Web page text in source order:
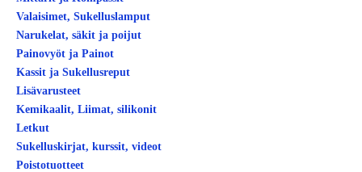
Valaisimet, Sukelluslamput
Narukelat, säkit ja poijut
Painovyöt ja Painot
Kassit ja Sukellusreput
Lisävarusteet
Kemikaalit, Liimat, silikonit
Letkut
Sukelluskirjat, kurssit, videot
Poistotuotteet